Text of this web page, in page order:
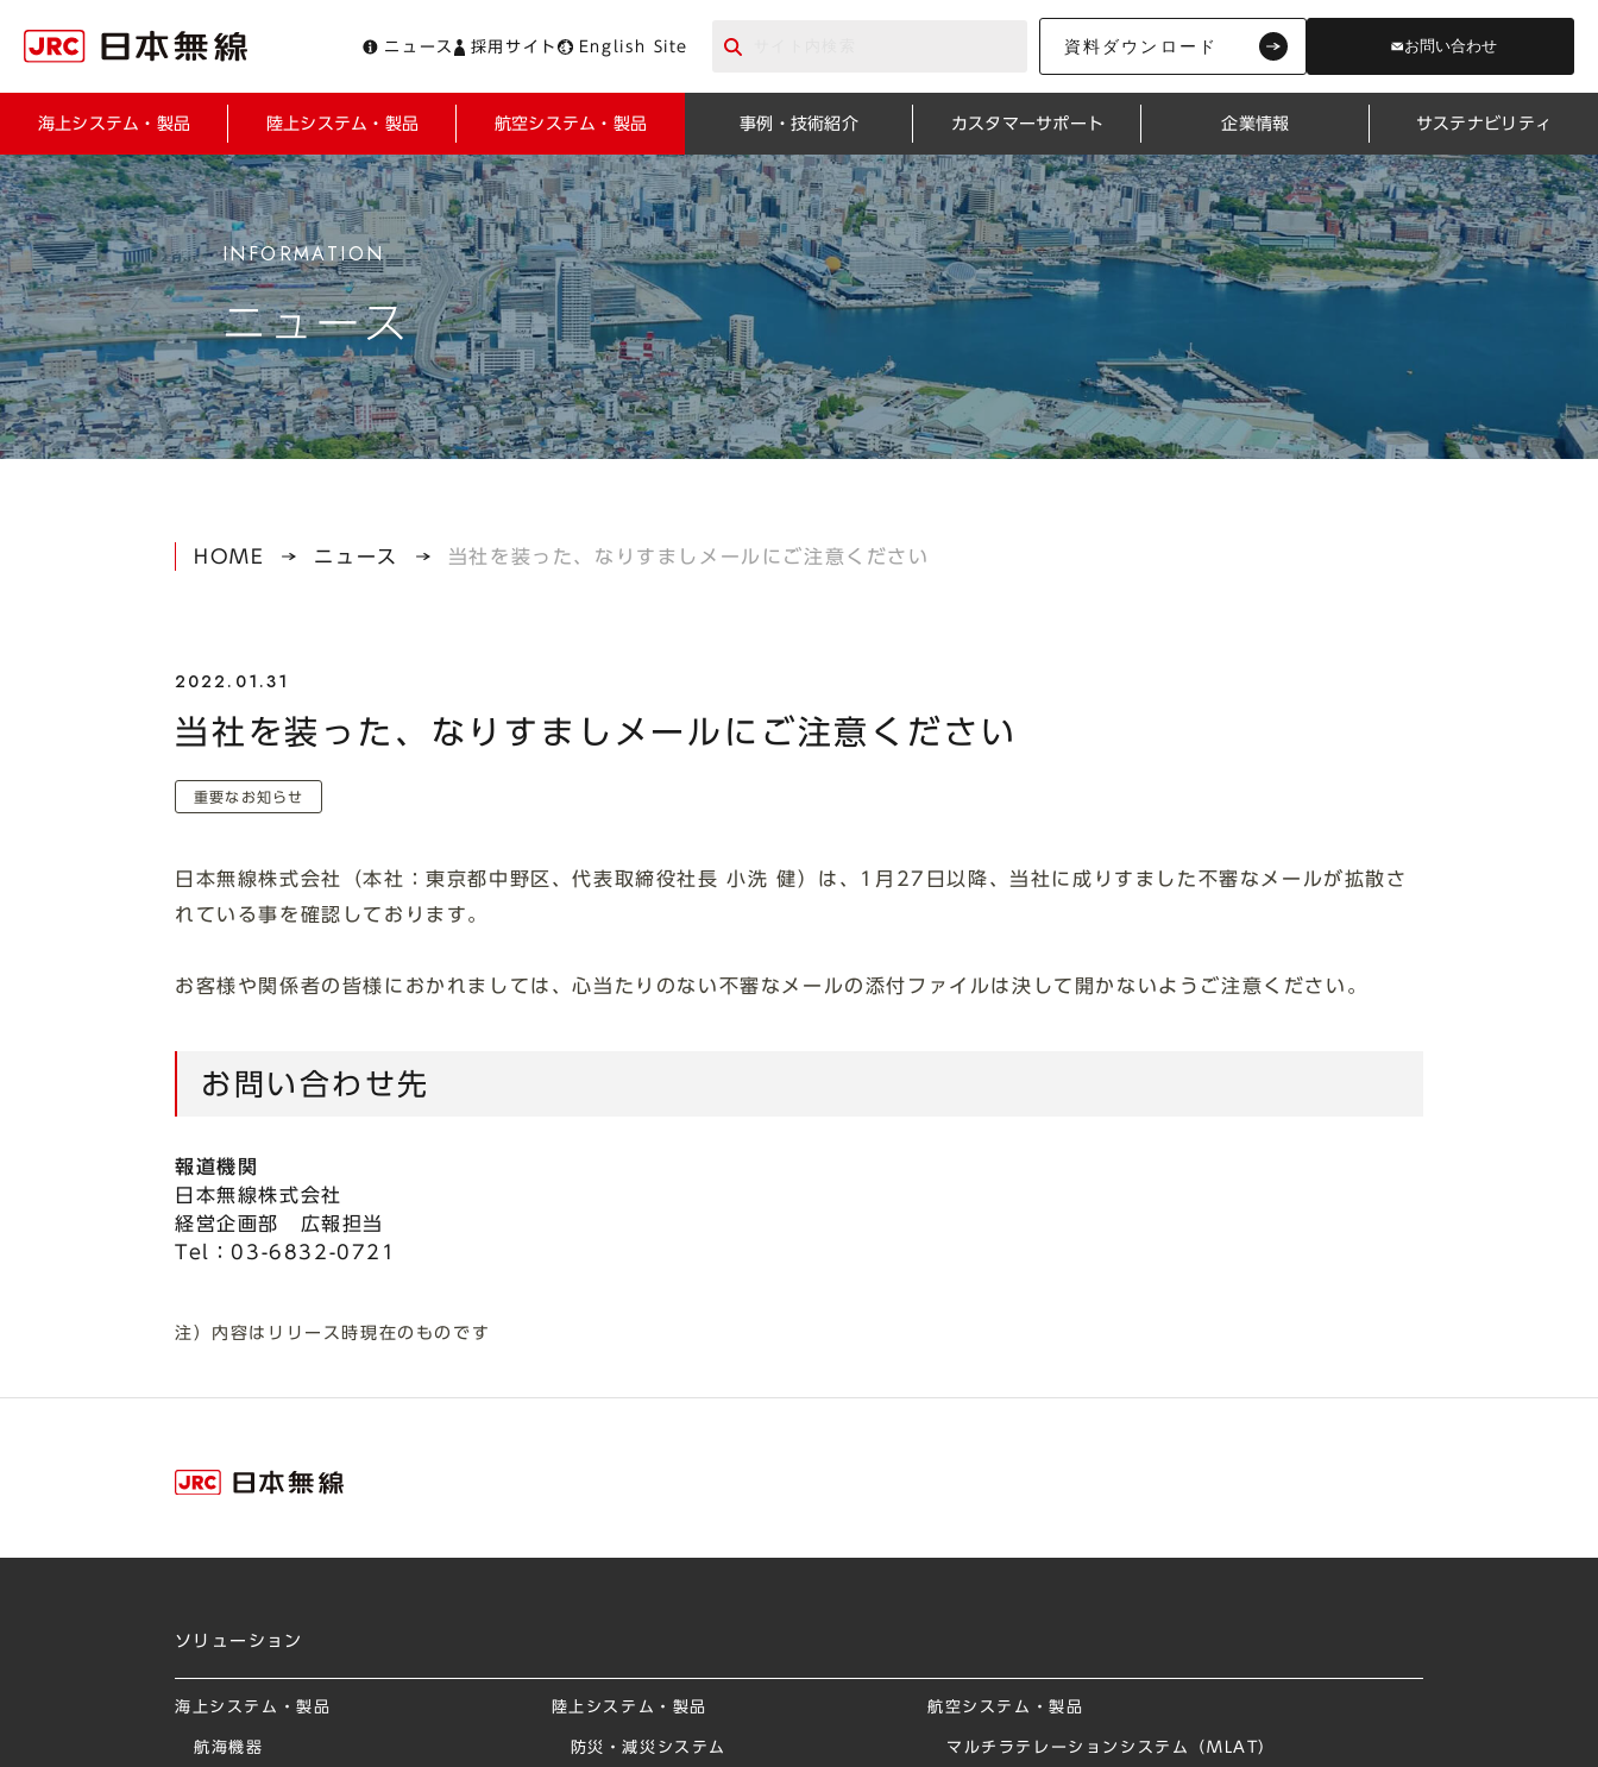
ニュース 採用サイト English Site 資料ダウンロード お問い合わせ
海上システム・製品 陸上システム・製品 航空システム・製品 事例・技術紹介 カスタマーサポート 企業情報 サステナビリティ
ニュース
HOME ニュース 当社を装った、なりすましメールにご注意ください
2022.01.31
当社を装った、なりすましメールにご注意ください
重要なお知らせ
日本無線株式会社（本社：東京都中野区、代表取締役社長 小洗 健）は、1月27日以降、当社に成りすました不審なメールが拡散さ
れている事を確認しております。
お客様や関係者の皆様におかれましては、心当たりのない不審なメールの添付ファイルは決して開かないようご注意ください。
お問い合わせ先
報道機関
日本無線株式会社
経営企画部 広報担当
Tel：03-6832-0721
注）内容はリリース時現在のものです
ソリューション
海上システム・製品
航海機器
陸上システム・製品
防災・減災システム
航空システム・製品
マルチラテレーションシステム（MLAT）